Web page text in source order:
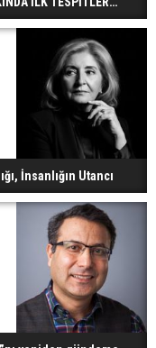
İnsanlığın Utancı